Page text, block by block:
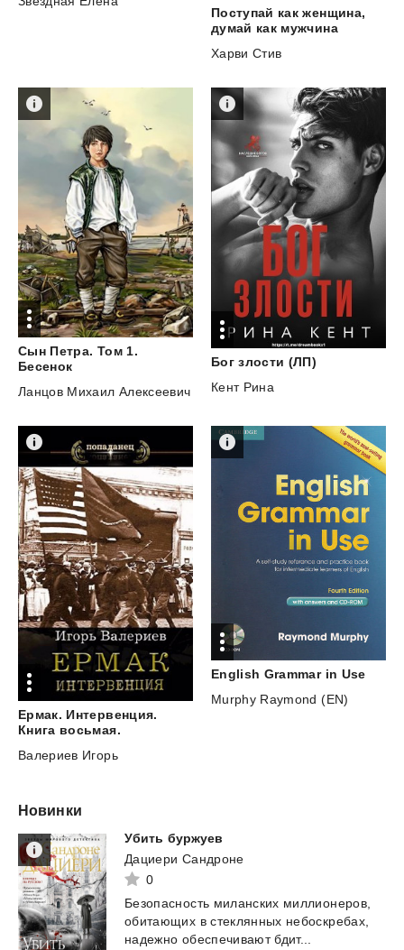
Поступай как женщина,
думай как мужчина
Харви Стив
Сын Петра. Том 1.
Бесенок
Ланцов Михаил Алексеевич
Бог злости (ЛП)
Кент Рина
Ермак. Интервенция.
Книга восьмая.
Валериев Игорь
English Grammar in Use
Murphy Raymond (EN)
Новинки
Убить буржуев
Дациери Сандроне
0
Безопасность миланских миллионеров,
обитающих в стеклянных небоскребах,
надежно обеспечивают бдит...